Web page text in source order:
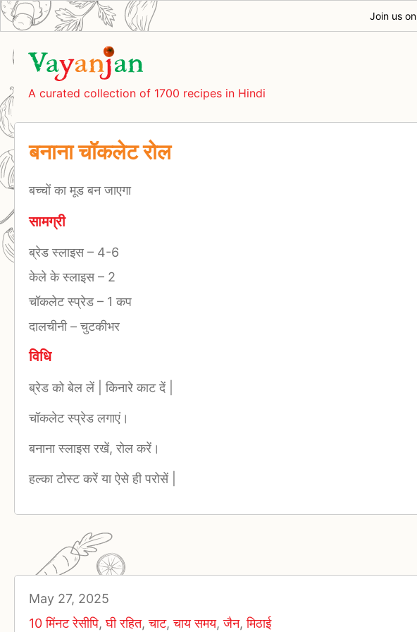
Join us on
A curated collection of 1700 recipes in Hindi
बनाना चॉकलेट रोल
बच्चों का मूड बन जाएगा
सामग्री
ब्रेड स्लाइस– 4-6
केले के स्लाइस– 2
चॉकलेट स्प्रेड– 1 कप
दालचीनी–चुटकीभर
विधि
ब्रेड को बेल लें | किनारे काट दें |
चॉकलेट स्प्रेड लगाएं।
बनाना स्लाइस रखें, रोल करें।
हल्का टोस्ट करें या ऐसे ही परोसें |
May 27, 2025
10 मिंनट रेसीपि,घी रहित,चाट,चाय समय,जैन,मिठाई